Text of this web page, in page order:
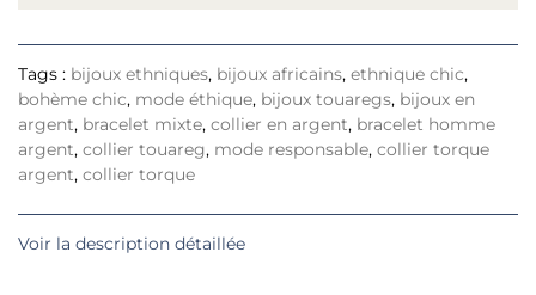
Tags : bijoux ethniques, bijoux africains, ethnique chic,
bohème chic, mode éthique, bijoux touaregs, bijoux en
argent, bracelet mixte, collier en argent, bracelet homme
argent, collier touareg, mode responsable, collier torque
argent, collier torque
Voir la description détaillée